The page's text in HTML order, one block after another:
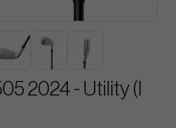
2024 - Utility (I